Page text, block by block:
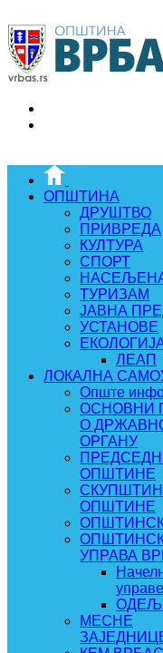
ОПШТИНА
ДРУШТВО
ПРИВРЕДА
КУЛТУРА
СПОРТ
ТУРИЗАМ
ЈАВНА
УСТАНОВЕ
ЛЕАП
ЛОКАЛНА
Опште
ОСНОВНИ
О
ОРГАНУ
ОПШТИНЕ
ОПШТИНЕ
УПРАВА
управе
МЕСНЕ